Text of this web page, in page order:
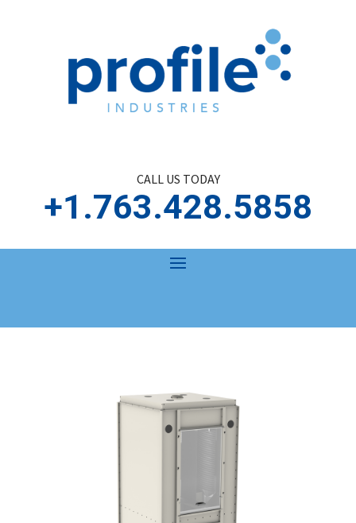
CALL US TODAY
+1.763.428.5858